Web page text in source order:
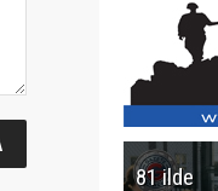
81 ilde